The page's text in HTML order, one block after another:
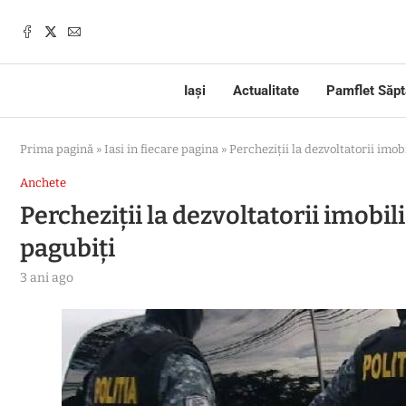
Iași Actualitate Pamflet
Prima pagină » Iasi in fiecare pagina » Percheziții la dezvoltatorii
Anchete
Percheziții la dezvoltatorii
pagubiți
3 ani ago